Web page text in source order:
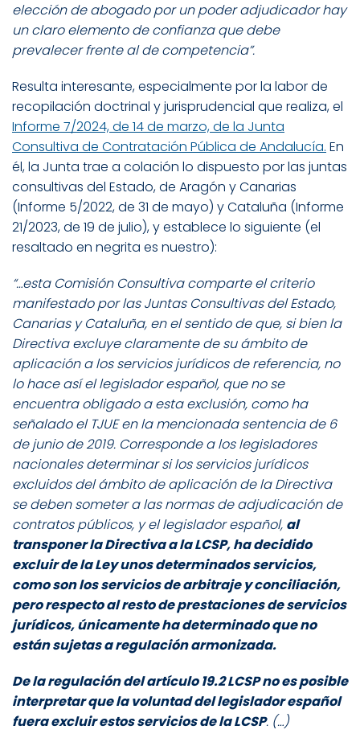
elección de abogado por un poder adjudicador hay
un claro elemento de confianza que debe
prevalecer frente al de competencia”.
Resulta interesante, especialmente por la labor de
recopilación doctrinal y jurisprudencial que realiza, el
Informe 7/2024, de 14 de marzo, de la Junta
Consultiva de Contratación Pública de Andalucía. En
él, la Junta trae a colación lo dispuesto por las juntas
consultivas del Estado, de Aragón y Canarias
(Informe 5/2022, de 31 de mayo) y Cataluña (Informe
21/2023, de 19 de julio), y establece lo siguiente (el
resaltado en negrita es nuestro):
“…esta Comisión Consultiva comparte el criterio
manifestado por las Juntas Consultivas del Estado,
Canarias y Cataluña, en el sentido de que, si bien la
Directiva excluye claramente de su ámbito de
aplicación a los servicios jurídicos de referencia, no
lo hace así el legislador español, que no se
encuentra obligado a esta exclusión, como ha
señalado el TJUE en la mencionada sentencia de 6
de junio de 2019. Corresponde a los legisladores
nacionales determinar si los servicios jurídicos
excluidos del ámbito de aplicación de la Directiva
se deben someter a las normas de adjudicación de
contratos públicos, y el legislador español, al
transponer la Directiva a la LCSP, ha decidido
excluir de la Ley unos determinados servicios,
como son los servicios de arbitraje y conciliación,
pero respecto al resto de prestaciones de servicios
jurídicos, únicamente ha determinado que no
están sujetas a regulación armonizada.
De la regulación del artículo 19.2 LCSP no es posible
interpretar que la voluntad del legislador español
fuera excluir estos servicios de la LCSP. (…)